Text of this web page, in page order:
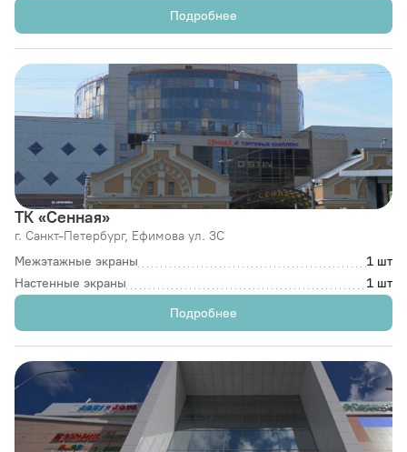
Подробнее
ТК «Сенная»
г. Санкт-Петербург, Ефимова ул. 3С
Межэтажные экраны
1 шт
Настенные экраны
1 шт
Подробнее